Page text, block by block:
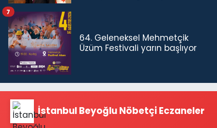
64. Geleneksel Mehmetçik
Üzüm Festivali yarın başlıyor
7
İstanbul Beyoğlu Nöbetçi Eczaneler